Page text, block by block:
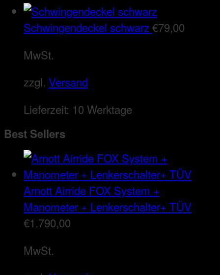
Schwingendeckel schwarz€79,00
MwSt.
zzgl. Versand
Lieferzeit: 10 Werktage
Best Sellers
Arnott Airride FOX System +
Manometer + Lenkerschalter+ TÜV
€1.790,00
MwSt.